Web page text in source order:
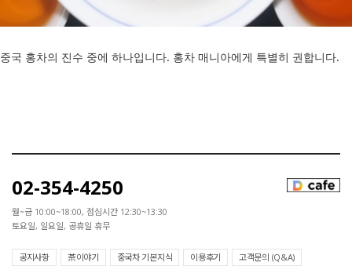
중국 홍차의 진수 중에 하나입니다. 홍차 매니아에게 특별히 권합니다.
02-354-4250
월~금 10:00~18:00, 점심시간 12:30~13:30
토요일, 일요일, 공휴일 휴무
공지사항 茶이야기 중국차 기본지식 이용후기
고객문의 (Q&A)